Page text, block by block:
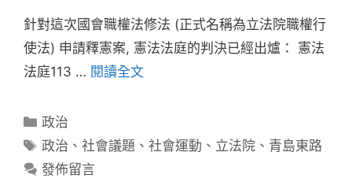
針對這次國會職權法修法 (正式名稱為立法院職權行
使法) 申請釋憲案, 憲法法庭的判決已經出爐： 憲法
法庭113 … 閱讀全文
分
類
政治
標
籤
政治 、社會議題 、社會運動 、 立法院 、 青島東路
發佈留言